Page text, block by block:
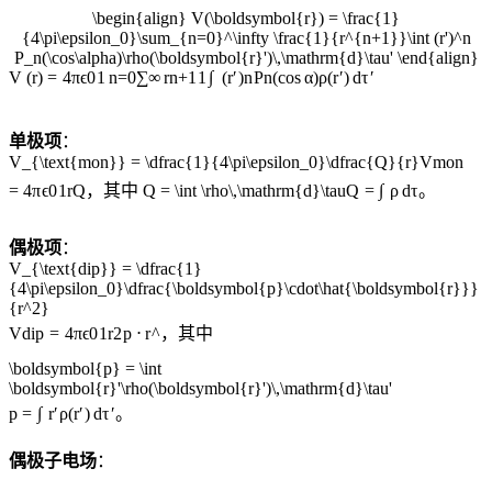
\begin{align} V(\boldsymbol{r}) = \frac{1}
{4\pi\epsilon_0}\sum_{n=0}^\infty \frac{1}{r^{n+1}}\int (r')^n
P_n(\cos\alpha)\rho(\boldsymbol{r}')\,\mathrm{d}\tau' \end{align}
V (r) = 4πϵ01 n=0∑∞rn+1 1 ∫ (r′)nPn(cosα)ρ(r′)dτ′
单极项 ：
V_{\text{mon}} = \dfrac{1}{4\pi\epsilon_0}\dfrac{Q}{r}Vmon
= 4πϵ01rQ，其中Q = \int \rho\,\mathrm{d}\tauQ = ∫ ρdτ。
偶极项 ：
V_{\text{dip}} = \dfrac{1}
{4\pi\epsilon_0}\dfrac{\boldsymbol{p}\cdot\hat{\boldsymbol{r}}}
{r^2}
Vdip = 4πϵ01r2p ⋅ r^，其中
\boldsymbol{p} = \int
\boldsymbol{r}'\rho(\boldsymbol{r}')\,\mathrm{d}\tau'
p = ∫ r′ρ(r′)dτ′。
偶极子电场：